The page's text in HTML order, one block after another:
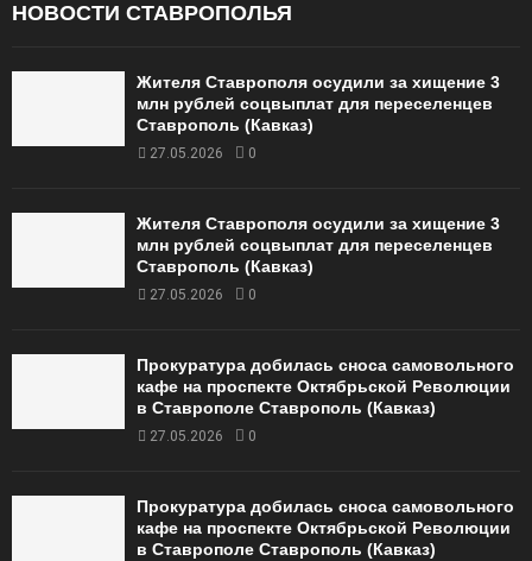
НОВОСТИ СТАВРОПОЛЬЯ
Жителя Ставрополя осудили за хищение 3
млн рублей соцвыплат для переселенцев
Ставрополь (Кавказ)
27.05.2026 0
Жителя Ставрополя осудили за хищение 3
млн рублей соцвыплат для переселенцев
Ставрополь (Кавказ)
27.05.2026 0
Прокуратура добилась сноса самовольного
кафе на проспекте Октябрьской Революции
в Ставрополе Ставрополь (Кавказ)
27.05.2026 0
Прокуратура добилась сноса самовольного
кафе на проспекте Октябрьской Революции
в Ставрополе Ставрополь (Кавказ)